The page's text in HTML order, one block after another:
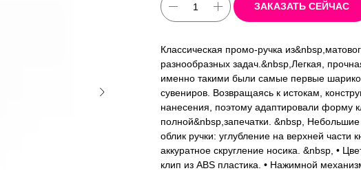
ЗАКАЗАТЬ СЕЙЧАС
Классическая промо-ручка
разнообразных задач.&nbsp,Легкая,
именно такими были самые первые
сувениров. Возвращаясь к истокам,
нанесения, поэтому адаптировали форму
полной&nbsp,запечатки. &nbsp,
облик ручки: углубление на верхней части
аккуратное скругление носика. &nbsp, •
клип из ABS пластика. • Нажимной